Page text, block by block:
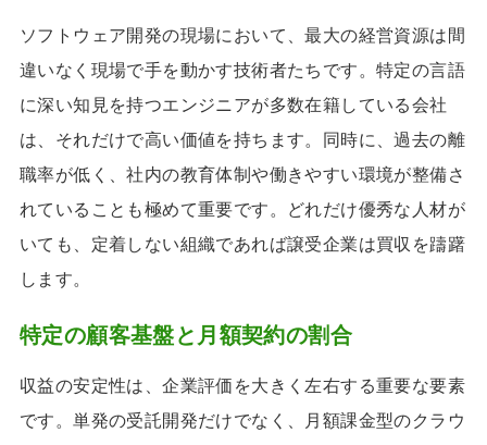
ソフトウェア開発の現場において、最大の経営資源は間
違いなく現場で手を動かす技術者たちです。特定の言語
に深い知見を持つエンジニアが多数在籍している会社
は、それだけで高い価値を持ちます。同時に、過去の離
職率が低く、社内の教育体制や働きやすい環境が整備さ
れていることも極めて重要です。どれだけ優秀な人材が
いても、定着しない組織であれば譲受企業は買収を躊躇
します。
特定の顧客基盤と月額契約の割合
収益の安定性は、企業評価を大きく左右する重要な要素
です。単発の受託開発だけでなく、月額課金型のクラウ